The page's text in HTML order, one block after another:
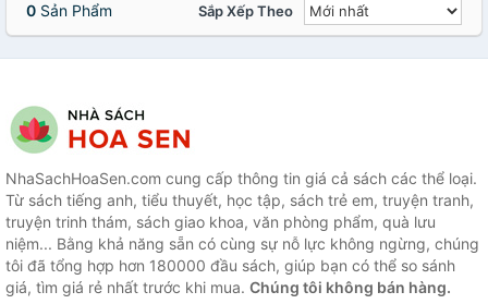
0 Sản Phẩm Sắp Xếp Theo
NhaSachHoaSen.com cung cấp thông tin giá cả sách các thể loại.
Từ sách tiếng anh, tiểu thuyết, học tập, sách trẻ em, truyện tranh,
truyện trinh thám, sách giao khoa, văn phòng phẩm, quà lưu
niệm... Bằng khả năng sẵn có cùng sự nỗ lực không ngừng, chúng
tôi đã tổng hợp hơn 180000 đầu sách, giúp bạn có thể so sánh
giá, tìm giá rẻ nhất trước khi mua. Chúng tôi không bán hàng.